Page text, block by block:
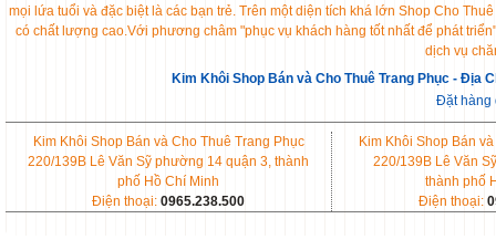
mọi lứa tuổi và đặc biệt là các bạn trẻ. Trên một diện tích khá lớn Shop Cho
có chất lượng cao.Với phương châm "phục vụ khách hàng tốt nhất để phát
dịch vụ
Kim Khôi Shop Bán và Cho Thuê Trang Phục - Địa
Đặt hàng
Kim Khôi Shop Bán và Cho Thuê Trang Phục
220/139B Lê Văn Sỹ phường 14 quận 3, thành
phố Hồ Chí Minh
Điện thoại: 0965.238.500
Kim Khôi Shop Bán
220/139B Lê Văn
thành phố
Điện thoại: